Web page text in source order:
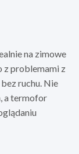
na zimowe
z problemami z
ruchu. Nie
a termofor